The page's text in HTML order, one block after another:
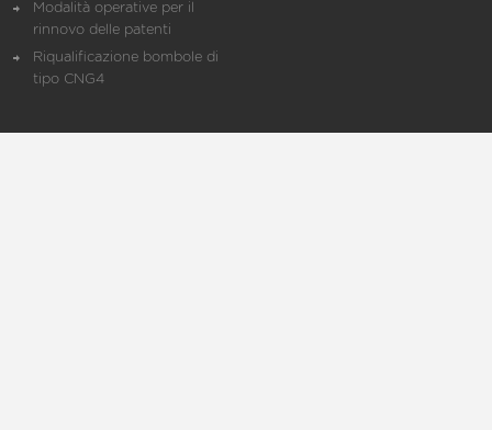
Modalità operative per il
rinnovo delle patenti
Riqualificazione bombole di
tipo CNG4